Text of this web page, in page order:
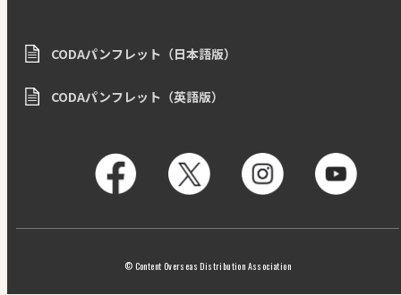
CODAパンフレット（日本語版）
CODAパンフレット（英語版）
© Content Overseas Distribution Association